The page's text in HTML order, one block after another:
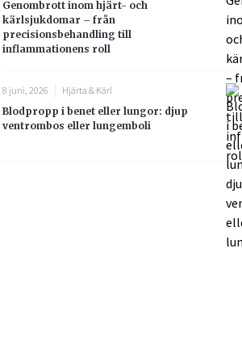
Genombrott inom hjärt- och
kärlsjukdomar – från
precisionsbehandling till
inflammationens roll
8 juni, 2026
Hjärta & Kärl
Blodpropp i benet eller lungor: djup
ventrombos eller lungemboli